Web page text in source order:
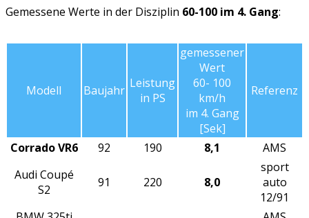
Gemessene Werte in der Disziplin 60-100 im 4. Gang:
Modell Baujahr Leistung
in PS
gemessener
Wert
60- 100
km/h
im 4. Gang
[Sek]
Referenz
Corrado VR6 92 190 8,1
AMS
Audi Coupé
S2
91 220 8,0
sport
auto
12/91